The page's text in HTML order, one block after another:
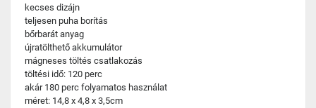
kecses dizájn
teljesen puha borítás
bőrbarát anyag
újratölthető akkumulátor
mágneses töltés csatlakozás
töltési idő: 120 perc
akár 180 perc folyamatos használat
méret: 14,8 x 4,8 x 3,5cm